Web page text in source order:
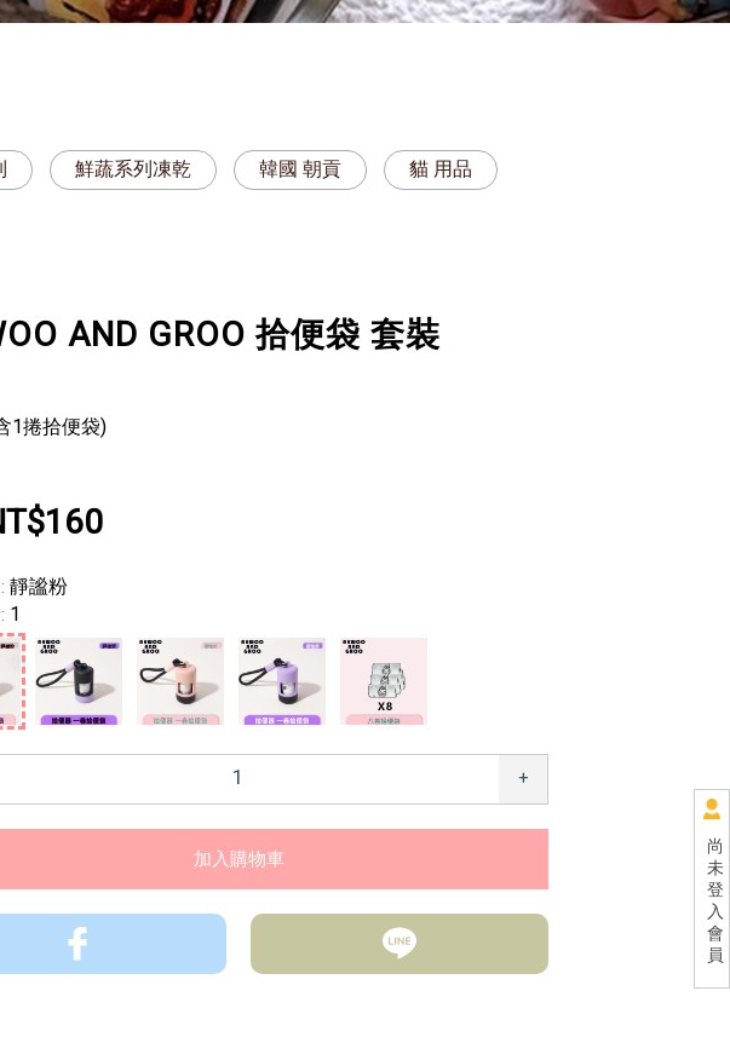
尚
未
登
入
會
員
鮮蔬系列凍乾 韓國 朝貢 貓 用品
AND GROO 拾便袋 套裝
1捲拾便袋)
靜謐粉
1
+